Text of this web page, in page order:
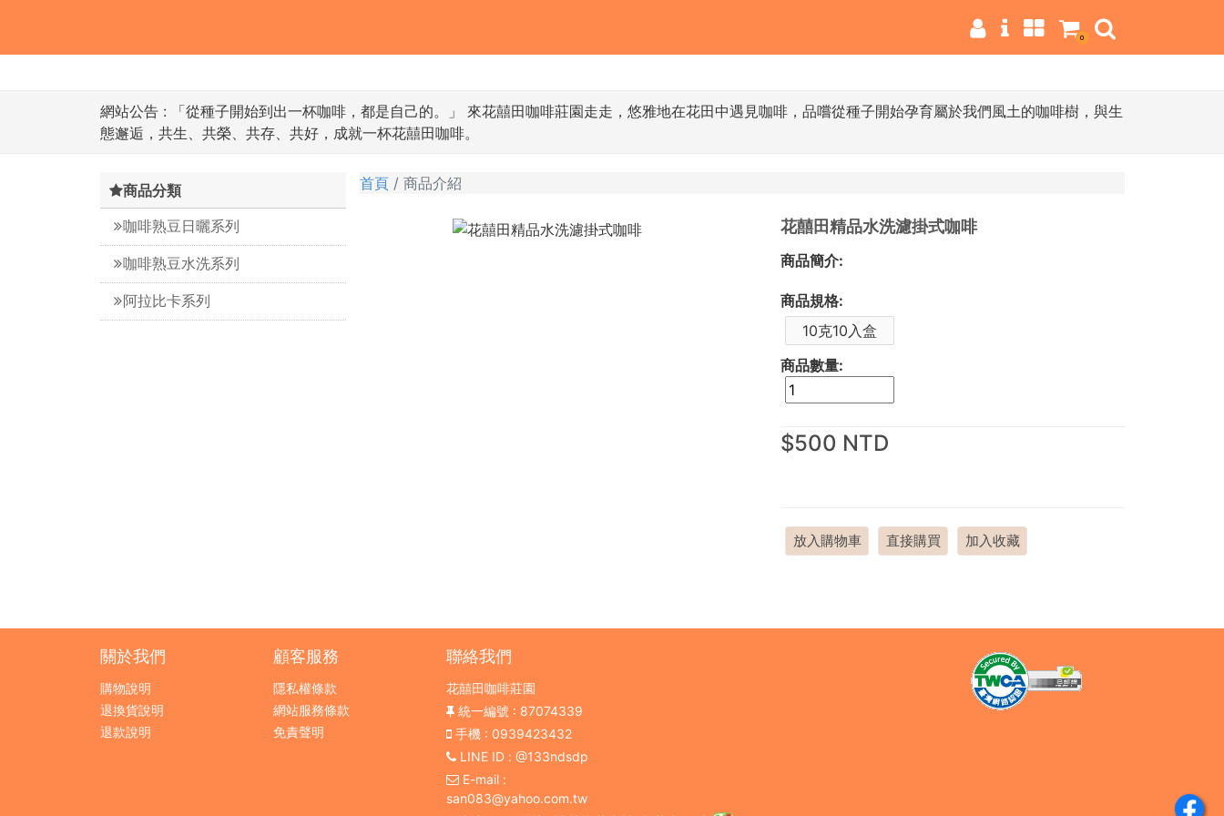
0
網站公告 :
「從種子開始到出一杯咖啡，都是自己的。」 來花囍田咖啡莊園走走，悠雅地在花田中遇見咖啡，品嚐從種子開始孕育屬於我們風土的咖啡樹，與生
態邂逅，共生、共榮、共存、共好，成就一杯花囍田咖啡。
商品分類
咖啡熟豆日曬系列
咖啡熟豆水洗系列
阿拉比卡系列
首頁 商品介紹
花囍田精品水洗濾掛式咖啡
商品簡介:
商品規格:
10克10入盒
商品數量:
$500 NTD
放入購物車 直接購買 加入收藏
關於我們
購物說明
退換貨說明
退款說明
顧客服務
隱私權條款
網站服務條款
免責聲明
聯絡我們
花囍田咖啡莊園
統一編號 : 87074339
手機 : 0939423432
LINE ID: @133ndsdp
E-mail:
san083@yahoo.com.tw